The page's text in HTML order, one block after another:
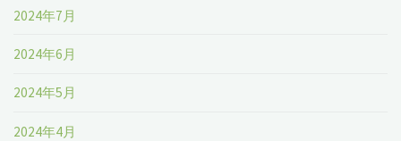
2024年7月
2024年6月
2024年5月
2024年4月